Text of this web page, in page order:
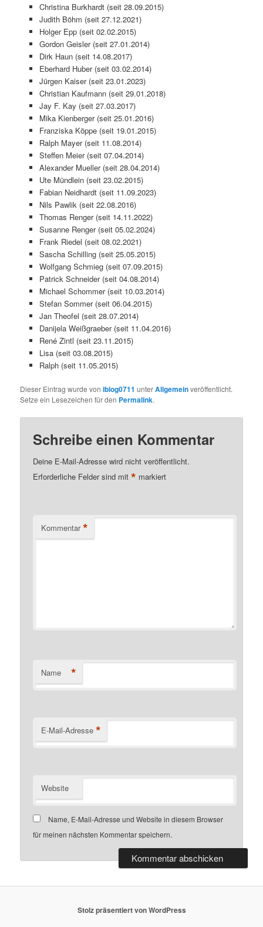
Christina Burkhardt (seit 28.09.2015)
Judith Böhm (seit 27.12.2021)
Holger Epp (seit 02.02.2015)
Gordon Geisler (seit 27.01.2014)
Dirk Haun (seit 14.08.2017)
Eberhard Huber (seit 03.02.2014)
Jürgen Kaiser (seit 23.01.2023)
Christian Kaufmann (seit 29.01.2018)
Jay F. Kay (seit 27.03.2017)
Mika Kienberger (seit 25.01.2016)
Franziska Köppe (seit 19.01.2015)
Ralph Mayer (seit 11.08.2014)
Steffen Meier (seit 07.04.2014)
Alexander Mueller (seit 28.04.2014)
Ute Mündlein (seit 23.02.2015)
Fabian Neidhardt (seit 11.09.2023)
Nils Pawlik (seit 22.08.2016)
Thomas Renger (seit 14.11.2022)
Susanne Renger (seit 05.02.2024)
Frank Riedel (seit 08.02.2021)
Sascha Schilling (seit 25.05.2015)
Wolfgang Schmieg (seit 07.09.2015)
Patrick Schneider (seit 04.08.2014)
Michael Schommer (seit 10.03.2014)
Stefan Sommer (seit 06.04.2015)
Jan Theofel (seit 28.07.2014)
Danijela Weißgraeber (seit 11.04.2016)
René Zintl (seit 23.11.2015)
Lisa (seit 03.08.2015)
Ralph (seit 11.05.2015)
Dieser Eintrag wurde voniblog0711 unterAllgemeinveröffentlicht.
Setze ein Lesezeichen für den Permalink.
Schreibe einen Kommentar
Deine E-Mail-Adresse wird nicht veröffentlicht.
Erforderliche Felder sind mit* markiert
Kommentar *
Name *
E-Mail-Adresse *
Website
Name, E-Mail-Adresse und Website in diesem Browser
für meinen nächsten Kommentar speichern.
Stolz präsentiert von WordPress